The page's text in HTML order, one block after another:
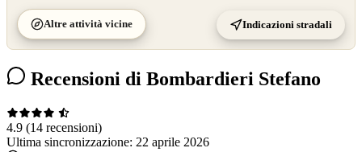
Altre attività vicine Indicazioni stradali
Recensioni di Bombardieri Stefano
4.9 (14 recensioni)
Ultima sincronizzazione: 22 aprile 2026